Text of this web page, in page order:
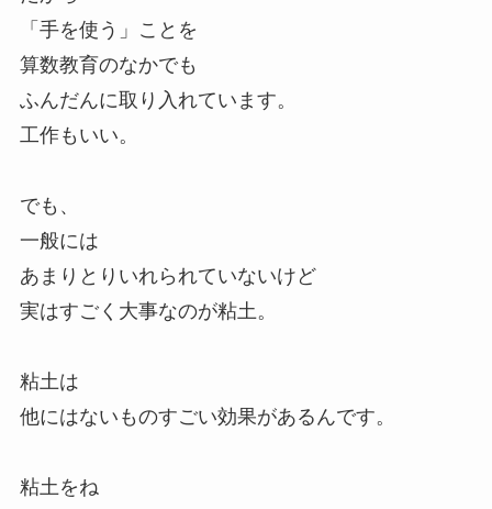
「手を使う」ことを
算数教育のなかでも
ふんだんに取り入れています。
工作もいい。
でも、
一般には
あまりとりいれられていないけど
実はすごく大事なのが粘土。
粘土は
他にはないものすごい効果があるんです。
粘土をね